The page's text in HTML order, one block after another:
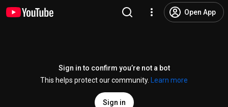
Open App
Sign in to confirm you’re not a bot
This helps protect our community.
Learn more
Sign in